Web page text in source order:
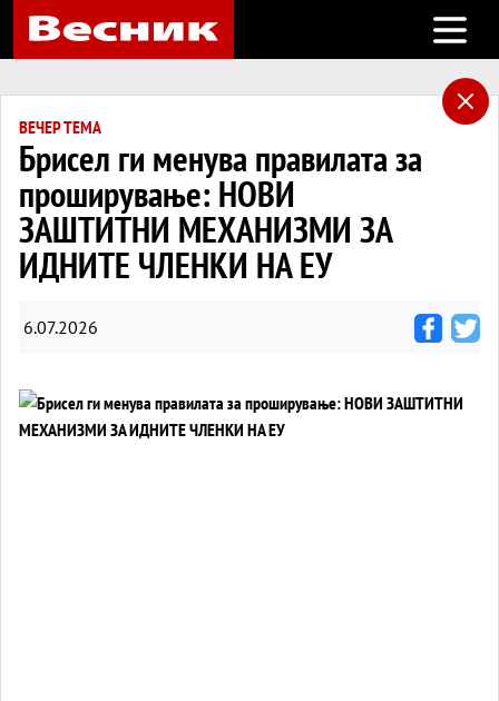
Open
ВЕЧЕР ТЕМА
Брисел ги менува правилата за
проширување: НОВИ
ЗАШТИТНИ МЕХАНИЗМИ ЗА
ИДНИТЕ ЧЛЕНКИ НА ЕУ
6.07.2026